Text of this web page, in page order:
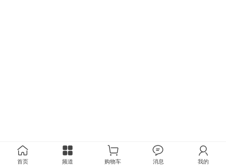
首页 频道 购物车 消息 我的